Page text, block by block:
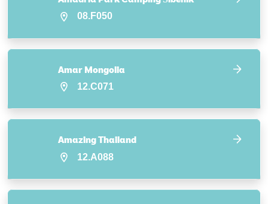
08.F050
Amar Mongolia
12.C071
Amazing Thailand
12.A088